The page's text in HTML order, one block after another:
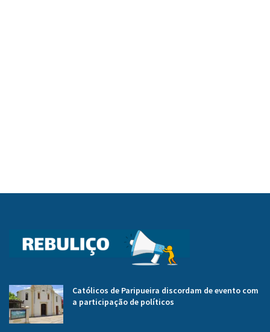
Católicos de Paripueira discordam de evento com
a participação de políticos